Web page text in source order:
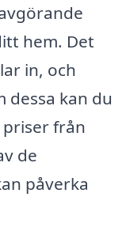
hem. Det
in, och
dessa kan du
från
de
påverka